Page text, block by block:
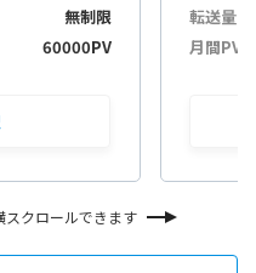
無制限
60000PV
転送量
月間PV
クロールできます